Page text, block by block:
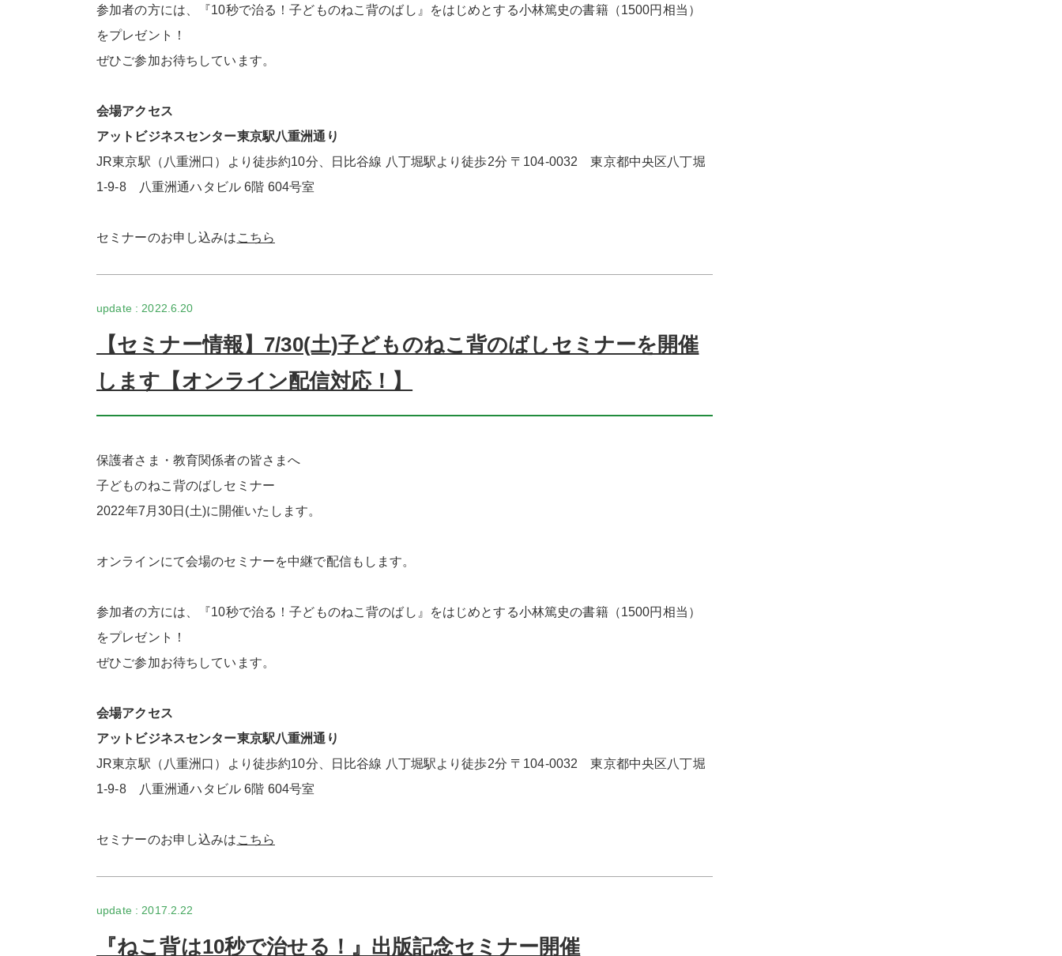
参加者の方には、『10秒で治る！子どものねこ背のばし』をはじめとする小林篤史の書籍（1500円相当）
をプレゼント！
ぜひご参加お待ちしています。
会場アクセス
アットビジネスセンター東京駅八重洲通り
JR東京駅（八重洲口）より徒歩約10分、日比谷線 八丁堀駅より徒歩2分 〒104-0032 東京都中央区八丁堀
1-9-8 八重洲通ハタビル 6階 604号室
セミナーのお申し込みは こちら
2022.6.20
【セミナー情報】7/30(土)子どものねこ背のばしセミナーを開催
します【オンライン配信対応！】
保護者さま・教育関係者の皆さまへ
子どものねこ背のばしセミナー
2022年7月30日(土)に開催いたします。
オンラインにて会場のセミナーを中継で配信もします。
参加者の方には、『10秒で治る！子どものねこ背のばし』をはじめとする小林篤史の書籍（1500円相当）
をプレゼント！
ぜひご参加お待ちしています。
会場アクセス
アットビジネスセンター東京駅八重洲通り
JR東京駅（八重洲口）より徒歩約10分、日比谷線 八丁堀駅より徒歩2分 〒104-0032 東京都中央区八丁堀
1-9-8 八重洲通ハタビル 6階 604号室
セミナーのお申し込みは こちら
2017.2.22
『ねこ背は10秒で治せる！』出版記念セミナー開催